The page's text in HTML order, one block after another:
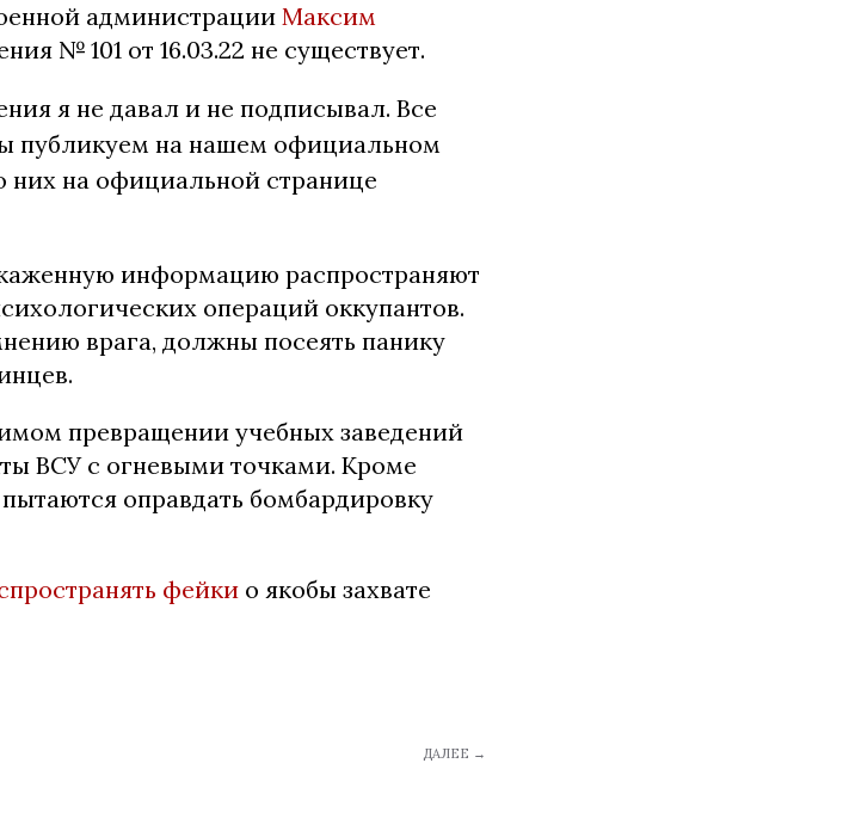
администрации Максим
№ 101 от 16.03.22 не существует.
я не давал и не подписывал. Все
публикуем на нашем официальном
них на официальной странице
информацию распространяют
операций оккупантов.
врага, должны посеять панику
превращении учебных заведений
ВСУ с огневыми точками. Кроме
оправдать бомбардировку
фейки о якобы захвате
ДАЛЕЕ →